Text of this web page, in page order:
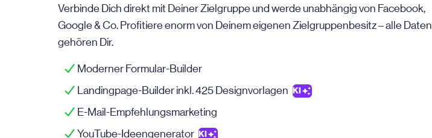
Verbinde Dich direkt mit Deiner Zielgruppe und werde unabhängig von Facebook,
Google & Co. Profitiere enorm von Deinem eigenen Zielgruppenbesitz – alle Daten
gehören Dir.
Moderner Formular-Builder
Landingpage-Builder inkl. 425 Designvorlagen KI
E-Mail-Empfehlungsmarketing
YouTube-Ideengenerator KI